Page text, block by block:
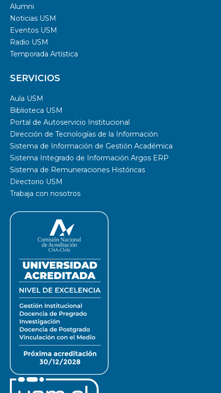
Alumni
Noticias USM
Eventos USM
Radio USM
Temporada Artística
SERVICIOS
Aula USM
Biblioteca USM
Portal de Autoservicio Institucional
Dirección de Tecnologías de la Información
Sistema de Información de Gestión Académica
Sistema Integrado de Información Argos ERP
Sistema de Remuneraciones Históricas
Directorio USM
Trabaja con nosotros